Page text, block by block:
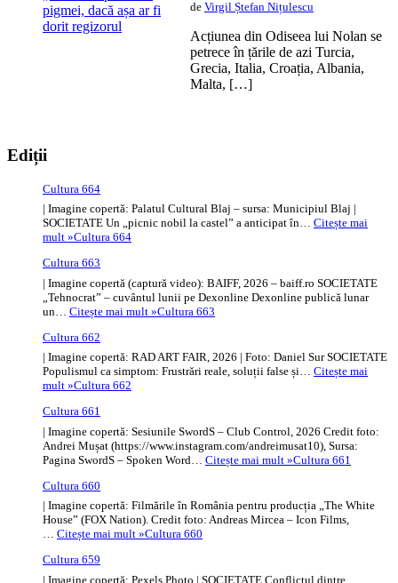
de Virgil Ștefan Nițulescu
Acțiunea din Odiseea lui Nolan se
petrece în țările de azi Turcia,
Grecia, Italia, Croația, Albania,
Malta, […]
Ediții
Cultura 664
| Imagine copertă: Palatul Cultural Blaj – sursa: Municipiul Blaj |
SOCIETATE Un „picnic nobil la castel” a anticipat în… Citește mai
mult »Cultura 664
Cultura 663
| Imagine copertă (captură video): BAIFF, 2026 – baiff.ro SOCIETATE
„Tehnocrat” – cuvântul lunii pe Dexonline Dexonline publică lunar
un… Citește mai mult »Cultura 663
Cultura 662
| Imagine copertă: RAD ART FAIR, 2026 | Foto: Daniel Sur SOCIETATE
Populismul ca simptom: Frustrări reale, soluții false și… Citește mai
mult »Cultura 662
Cultura 661
| Imagine copertă: Sesiunile SwordS – Club Control, 2026 Credit foto:
Andrei Mușat (https://www.instagram.com/andreimusat10), Sursa:
Pagina SwordS – Spoken Word… Citește mai mult »Cultura 661
Cultura 660
| Imagine copertă: Filmările în România pentru producția „The White
House” (FOX Nation). Credit foto: Andreas Mircea – Icon Films,
… Citește mai mult »Cultura 660
Cultura 659
| Imagine copertă: Pexels Photo | SOCIETATE Conflictul dintre